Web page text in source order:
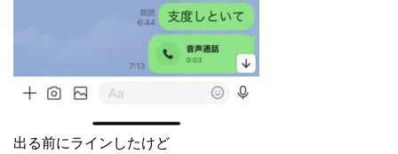
出る前にラインしたけど